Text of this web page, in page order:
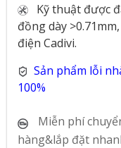
Kỹ thuật được
đồng dày
điện Cadivi.
Sản phẩm lỗi
100%
Miễn phí
hàng&lắp đặt